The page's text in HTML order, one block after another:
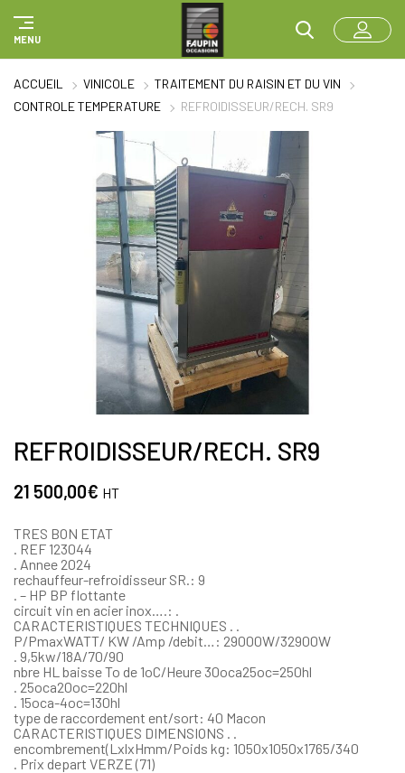
MENU
ACCUEIL VINICOLE
TRAITEMENT DU RAISIN ET DU VIN
CONTROLE TEMPERATURE
REFROIDISSEUR/RECH. SR9
REFROIDISSEUR/RECH. SR9
21 500,00€ HT
TRES BON ETAT
. REF 123044
. Annee 2024
rechauffeur-refroidisseur SR.: 9
. – HP BP flottante
circuit vin en acier inox….: .
CARACTERISTIQUES TECHNIQUES . .
P/PmaxWATT/ KW /Amp /debit…: 29000W/32900W
. 9,5kw/18A/70/90
nbre HL baisse To de 1oC/Heure 30oca25oc=250hl
. 25oca20oc=220hl
. 15oca-4oc=130hl
type de raccordement ent/sort: 40 Macon
CARACTERISTIQUES DIMENSIONS . .
encombrement(LxlxHmm/Poids kg: 1050x1050x1765/340
. Prix depart VERZE (71)
Panneau de gestion des cookies